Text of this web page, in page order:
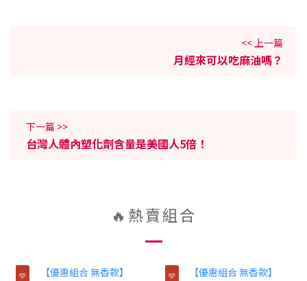
<< 上一篇
月經來可以吃麻油嗎？
下一篇 >>
台灣人體內塑化劑含量是美國人5倍！
🔥熱賣組合
🩵 🩵